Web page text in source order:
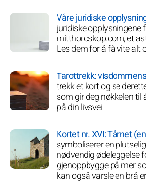
Våre juridiske
juridiske opplysningene
mitthoroskop.com, et
Les dem for å få vite alt
Tarottrekk:
trekk et kort og se
som gir deg nøkkelen til
på din livsvei
Kortet nr. XVI: Tårnet
symboliserer en
nødvendig ødeleggelse
gjenoppbygge på mer
kan også varsle en brå